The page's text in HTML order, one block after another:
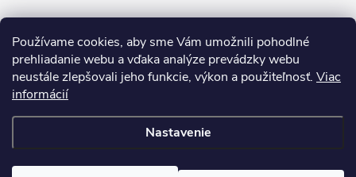
Používame cookies, aby sme Vám umožnili pohodlné
prehliadanie webu a vďaka analýze prevádzky webu
neustále zlepšovali jeho funkcie, výkon a použiteľnosť. Viac
informácií
Nastavenie
Sledovať na Instagrame
. Všetky práva vyhradené.